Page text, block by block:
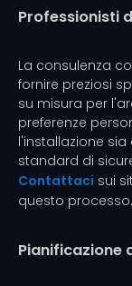
Professionisti
La consulenza
fornire preziosi
su misura per
preferenze
l'installazione
standard di
Contattaci sui
questo processo.
Pianificazione